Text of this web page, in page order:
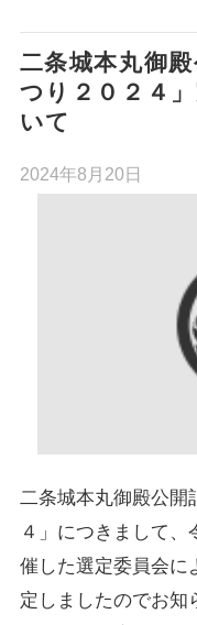
二条城本丸御
つり２０２４
いて
2024年8月20日
二条城本丸御殿公開
４」につきまして
催した選定委員会に
定しましたのでお